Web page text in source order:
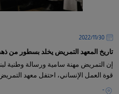
30‏/11‏/2022
تاريخ المعهد التمريض يخلد بسطور من
إن التمريض مهنة سامية ورسالة وطنية
قوة العمل الإنساني، احتفل معهد
-